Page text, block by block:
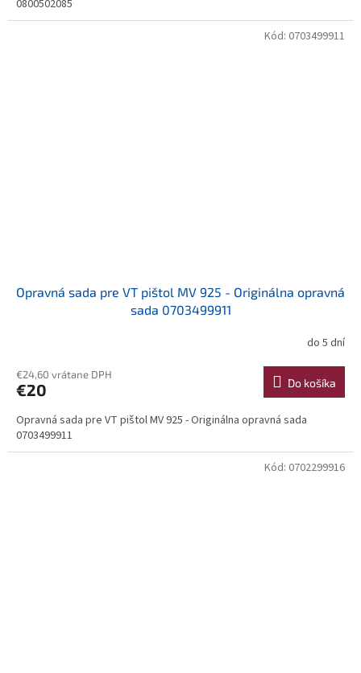
0800502085
Opravná sada pre VT pištol MV 925 - Originálna opravná
sada 0703499911
do 5 dní
€24,60 vrátane DPH
€20 Do košíka
Opravná sada pre VT pištol MV 925 - Originálna opravná sada
0703499911
Kód: 0703499911
Kód: 0702299916